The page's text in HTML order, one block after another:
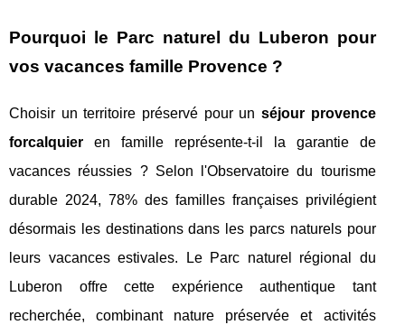
Pourquoi le Parc naturel du Luberon pour
vos vacances famille Provence ?
Choisir un territoire préservé pour un séjour provence
forcalquier en famille représente-t-il la garantie de
vacances réussies ? Selon l'Observatoire du tourisme
durable 2024, 78% des familles françaises privilégient
désormais les destinations dans les parcs naturels pour
leurs vacances estivales. Le Parc naturel régional du
Luberon offre cette expérience authentique tant
recherchée, combinant nature préservée et activités